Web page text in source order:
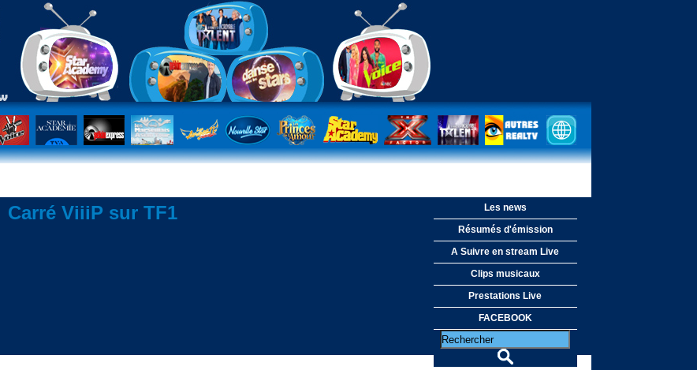
Les news
Résumés d'émission
A Suivre en stream Live
Clips musicaux
Prestations Live
FACEBOOK
Carré ViiiP sur TF1